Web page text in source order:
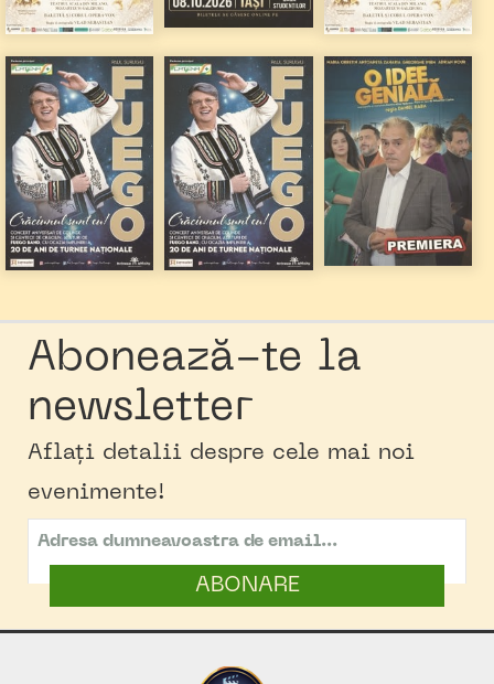
Abonează-te la
newsletter
Aflați detalii despre cele mai noi
evenimente!
ABONARE